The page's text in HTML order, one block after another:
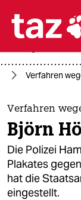
themen
politik
öko
gesellschaft
Verfahren
Verfahren
Björn
Die Polizei
Plakates
hat die
eingestellt.